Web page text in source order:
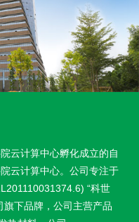
云计算中心孵化成立的自
云计算中心。公司专注于
“科世
旗下品牌，公司主营产品